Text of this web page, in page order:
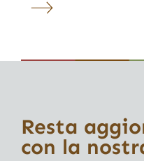
Resta
con la